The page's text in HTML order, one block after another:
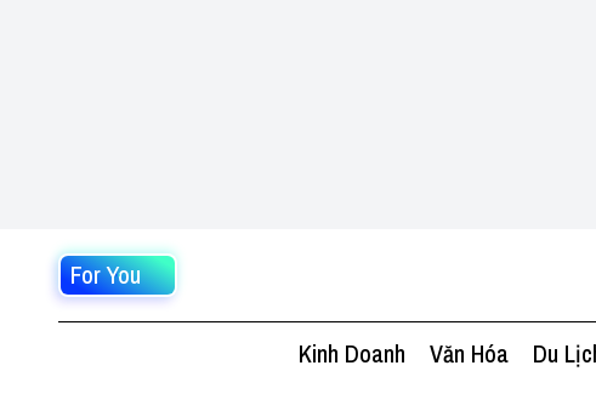
For You
Kinh Doanh Văn Hóa Du